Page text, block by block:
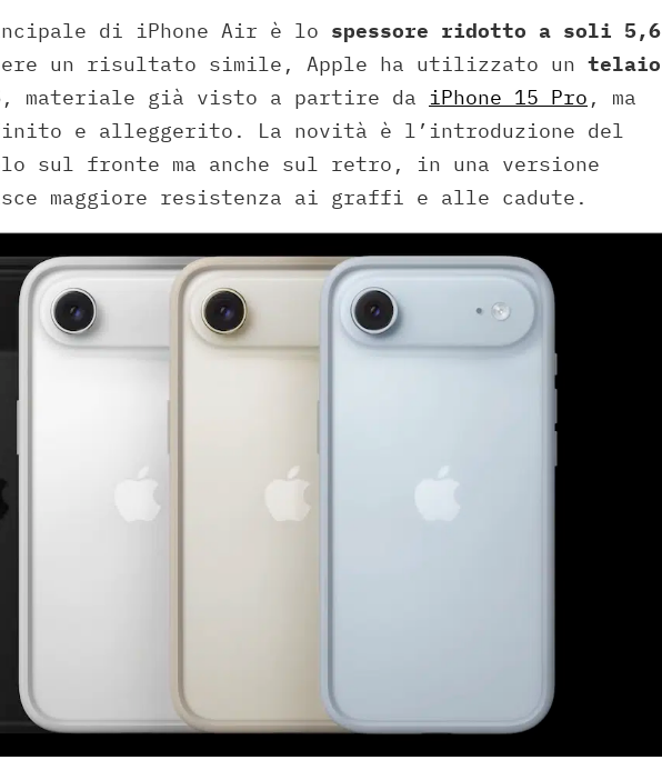
di iPhone Air è lo spessore ridotto a soli 5,6
un risultato simile, Apple ha utilizzato un telaio
, materiale già visto a partire da iPhone 15 Pro , ma
e alleggerito. La novità è l’introduzione del
sul fronte ma anche sul retro, in una versione
maggiore resistenza ai graffi e alle cadute.